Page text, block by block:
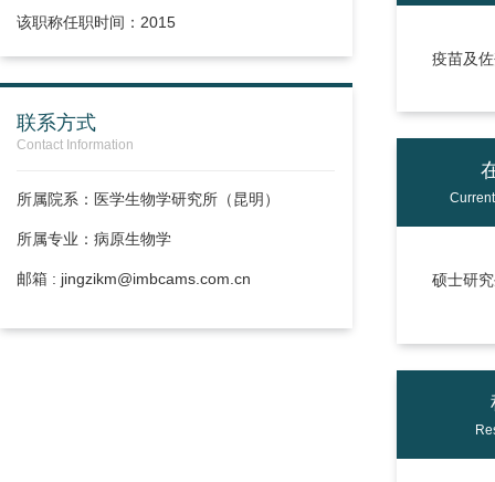
该职称任职时间：2015
联系方式
Contact Information
所属院系：医学生物学研究所（昆明）
所属专业：病原生物学
邮箱 : jingzikm@imbcams.com.cn
疫苗及
硕士研